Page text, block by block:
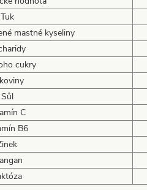
Tuk
mastné kyseliny
cukry
Sůl
C
B6